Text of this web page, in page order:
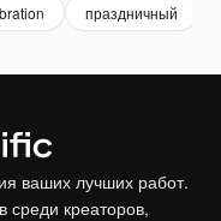
праздничный
ваших лучших работ.
среди креаторов,